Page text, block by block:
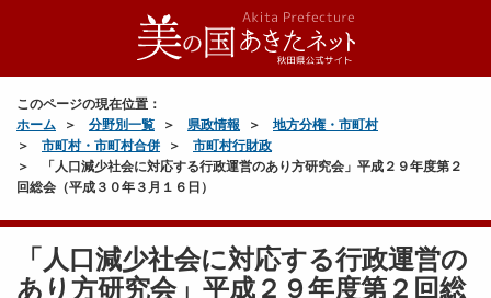
このページの現在位置：
ホーム
分野別一覧 県政情報
地方分権・市町村
市町村・市町村合併
市町村行財政
「人口減少社会に対応する行政運営のあり方研究会」平成２９年度第２
回総会（平成３０年３月１６日）
「人口減少社会に対応する行政運営の
あり方研究会」平成２９年度第２回総